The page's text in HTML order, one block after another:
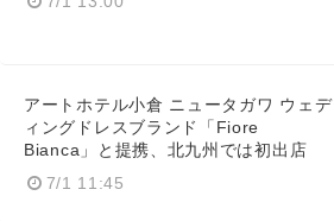
アートホテル小倉 ニュータガワ ウェデ
ィングドレスブランド「Fiore
Bianca」と提携、北九州では初出店
7/1 11:45